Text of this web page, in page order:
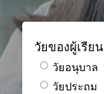
วัยของผู้เรียน
วัยอนุบาล
วัยประถม